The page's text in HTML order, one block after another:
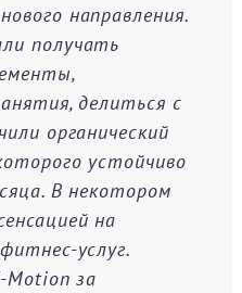
направления.
получать
делиться с
органический
устойчиво
В некотором
на
услуг.
Motion за